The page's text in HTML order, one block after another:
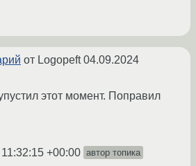
от Logopeft04.09.2024
этот момент. Поправил
+00:00 автор топика